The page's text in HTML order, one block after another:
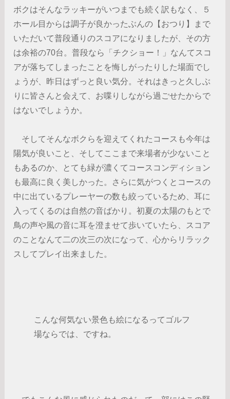
ボクはそんなラッキーがいつまでも続く訳もなく、５
ホール目からは調子が良かったぶんの【おつり】まで
いただいて普段通りのスコアになりましたが、その方
は余裕の70台。普段なら「チクショー！」なんてスコ
アが落ちてしまったことを悔しがったりした場面でし
ょうが、昨日はずっと良い気分。それはきっと久しぶ
りに皆さんと会えて、お喋りしながら過ごせたからで
はないでしょうか。
そしてそんなボクらを迎えてくれたコースも今年は
陽気が良いこと、そしてここまで来場者が少ないこと
もあるのか、とても緑が濃くてコースコンディション
も最高に良く美しかった。さらに気がつくとコースの
中に出ているプレーヤーの数も絞っているため、耳に
入ってくるのは自然の音ばかり。初夏の太陽のもとで
鳥の声や風の音に耳を澄ませて歩いていたら、スコア
のことなんて二の次三の次になって、心からリラック
スしてプレイ出来ました。
こんな何気ない景色も絵になるってゴルフ
場ならでは、ですね。